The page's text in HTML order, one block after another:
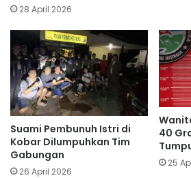
28 April 2026
Suami Pembunuh Istri di
Kobar Dilumpuhkan Tim
Gabungan
26 April 2026
40
25